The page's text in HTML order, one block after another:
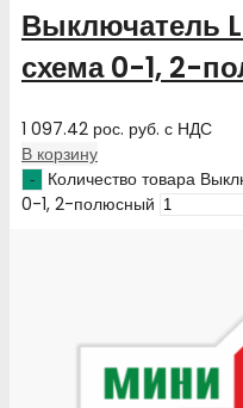
Выключатель
схема 0-1, 2-
1 097.42 рос. руб. с НДС
В корзину
Количество товара
0-1, 2-полюсный